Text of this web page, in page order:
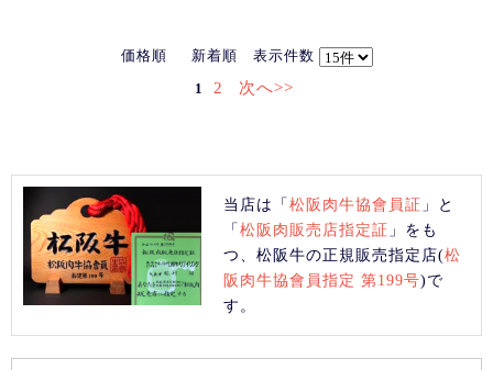
価格順 新着順 表示件数
1 2 次へ>>
当店は「松阪肉牛協會員証 」と
「松阪肉販売店指定証 」をも
つ、松阪牛の正規販売指定店(松
阪肉牛協會員指定 第199号)で
す。